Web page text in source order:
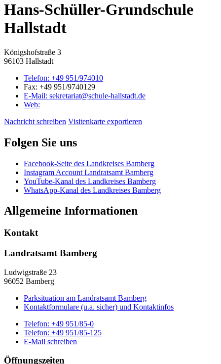
Hans-Schüller-Grundschule
Hallstadt
Königshofstraße 3
96103 Hallstadt
Telefon: +49 951/974010
Fax: +49 951/9740129
E-Mail: sekretariat@schule-hallstadt.de
Web:
Nachricht schreiben Visitenkarte exportieren
Folgen Sie uns
Facebook-Seite des Landkreises Bamberg
Instagram Account Landratsamt Bamberg
YouTube-Kanal des Landkreises Bamberg
WhatsApp-Kanal des Landkreises Bamberg
Allgemeine Informationen
Kontakt
Landratsamt Bamberg
Ludwigstraße 23
96052 Bamberg
Parksituation am Landratsamt Bamberg
Kontaktformulare (u.a. sicher) und Kontaktinfos
Telefon: +49 951/85-0
Telefon: +49 951/85-125
E-Mail schreiben
Öffnungszeiten